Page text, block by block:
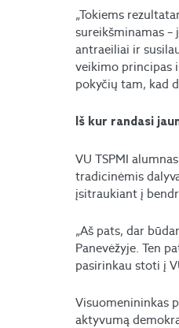
„Tokiems
sureikšminamas –
antraeiliai ir
veikimo principas
pokyčių tam, kad
Iš kur randasi
VU TSPMI
tradicinėmis
įsitraukiant į
„Aš pats, dar
Panevėžyje. Ten
pasirinkau stoti į
Visuomenininkas
aktyvumą